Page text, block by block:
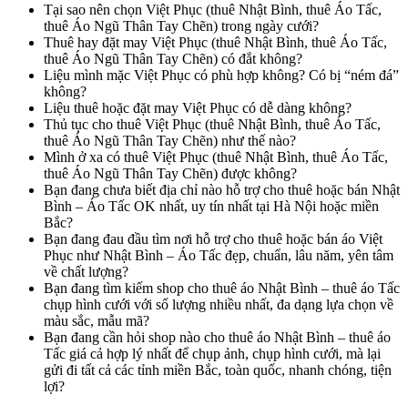
Tại sao nên chọn Việt Phục (thuê Nhật Bình, thuê Áo Tấc,
thuê Áo Ngũ Thân Tay Chẽn) trong ngày cưới?
Thuê hay đặt may Việt Phục (thuê Nhật Bình, thuê Áo Tấc,
thuê Áo Ngũ Thân Tay Chẽn) có đắt không?
Liệu mình mặc Việt Phục có phù hợp không? Có bị “ném đá”
không?
Liệu thuê hoặc đặt may Việt Phục có dễ dàng không?
Thủ tục cho thuê Việt Phục (thuê Nhật Bình, thuê Áo Tấc,
thuê Áo Ngũ Thân Tay Chẽn) như thế nào?
Mình ở xa có thuê Việt Phục (thuê Nhật Bình, thuê Áo Tấc,
thuê Áo Ngũ Thân Tay Chẽn) được không?
Bạn đang chưa biết địa chỉ nào hỗ trợ cho thuê hoặc bán Nhật
Bình – Áo Tấc OK nhất, uy tín nhất tại Hà Nội hoặc miền
Bắc?
Bạn đang đau đầu tìm nơi hỗ trợ cho thuê hoặc bán áo Việt
Phục như Nhật Bình – Áo Tấc đẹp, chuẩn, lâu năm, yên tâm
về chất lượng?
Bạn đang tìm kiếm shop cho thuê áo Nhật Bình – thuê áo Tấc
chụp hình cưới với số lượng nhiều nhất, đa dạng lựa chọn về
màu sắc, mẫu mã?
Bạn đang cần hỏi shop nào cho thuê áo Nhật Bình – thuê áo
Tấc giá cả hợp lý nhất để chụp ảnh, chụp hình cưới, mà lại
gửi đi tất cả các tỉnh miền Bắc, toàn quốc, nhanh chóng, tiện
lợi?